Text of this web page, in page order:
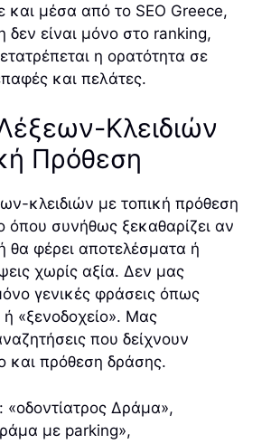
και μέσα από το SEO Greece,
είναι μόνο στο ranking,
η ορατότητα σε
και πελάτες.
Κλειδιών
Πρόθεση
κλειδιών με τοπική πρόθεση
όπου συνήθως ξεκαθαρίζει αν
θα φέρει αποτελέσματα ή
χωρίς αξία. Δεν μας
γενικές φράσεις όπως
ή «ξενοδοχείο». Μας
που δείχνουν
και πρόθεση δράσης.
«οδοντίατρος Δράμα»,
με parking»,